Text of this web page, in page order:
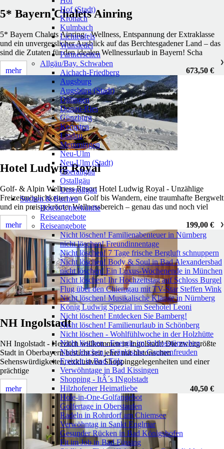
5* Bayern Chalets Ainring
5* Bayern Chalets Ainring - Wellness, Entspannung der Extraklasse
und ein unvergesslicher Ausblick auf das Berchtesgadener Land – das
sind die Zutaten für den idealen Wellnessurlaub in Bayern! Scha
673,50 €
mehr
Hotel Ludwig Royal
Golf- & Alpin Wellness Resort Hotel Ludwig Royal - Unzählige
Freizeitmöglichkeiten von Golf bis Wandern, eine traumhafte Bergwelt
und ein preisgekrönter Wellnessbereich – genau das und noch viel
199,00 €
mehr
NH Ingolstadt
NH Ingolstadt - Herzlich willkommen in Ingolstadt! Die zweitgrößte
Stadt in Oberbayern besticht seit jeher mit historischen
Sehenswürdigkeiten, exklusiven Shoppinggelegenheiten und einer
prächtige
40,50 €
mehr
Hof (Stadt)
Kronach
Kulmbach
Lichtenfels
Wunsiedel
Partnerseiten
Allgäu/Bay. Schwaben
❯
Aichach-Friedberg
Augsburg
Augsburg (Stadt)
Dillingen
Donau-Ries
Günzburg
Kempten
Lindau
Memmingen
Neu-Ulm
Neu-Ulm (Stadt)
Oberallgäu
Ostallgäu
Unterallgäu
Suchen & Buchen
Hotels/Unterkünfte
Reiseangebote
Reiseangebote
❯
Nicht löschen! Familienabenteuer in Nürnberg
nicht löschen! Freundinnentage
Nicht löschen! 7 Tage frische Bergluft schnuppern
Nicht löschen! Body & Soul in Bad Alexandersbad
nicht löschen! Ein Luxus-Wochenende in München
Nicht löschen! Ihr Hochzeitstag auf Schloss Burgel
Flug über den Chiemgau mit TV-Star Steffen Wink
Nicht löschen! Musikalische Klänge in Nürnberg
König Ludwig Spezial im Seehotel Leoni
Nicht löschen! Entdecken Sie Bamberg!
Nicht löschen! Familienurlaub in Schönberg
Nicht löschen - Wohlfühlwoche in der Holzhütte
Nicht löschen - Energie im Schlosstürmchen
Nicht löschen - Fränkische Gaumenfreuden
Freizeit in Bad Tölz
Verwöhntage in Bad Kissingen
Shopping - ItÂ´s INgolstadt
Hilzhofener Heimatliebe
Hole-in-One-Golfangebot
Golfertage in Oberstaufen
Radeln in Rohrdorf am Chiemsee
Verwöhntag in Sankt Englmar
Gesunder Rücken in Bad Königshofen
Fit im Job in Bad Füssing